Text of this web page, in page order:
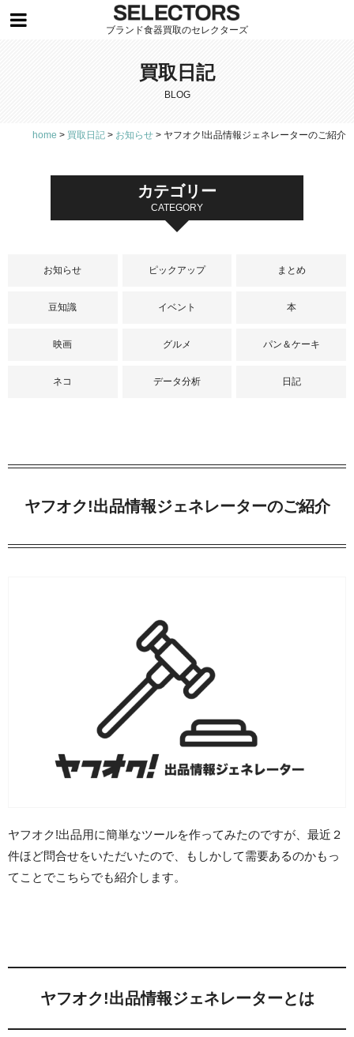
ブランド食器買取のセレクターズ
買取日記
BLOG
home > 買取日記 > お知らせ > ヤフオク!出品情報ジェネレーターのご紹介
カテゴリー
CATEGORY
お知らせ ピックアップ まとめ
豆知識 イベント 本
映画 グルメ パン＆ケーキ
ネコ データ分析 日記
ヤフオク!出品情報ジェネレーターのご紹介
ヤフオク!出品用に簡単なツールを作ってみたのですが、最近２
件ほど問合せをいただいたので、もしかして需要あるのかもっ
てことでこちらでも紹介します。
ヤフオク!出品情報ジェネレーターとは